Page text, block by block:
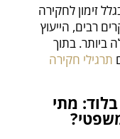
זימון לחקירה
רבים, הייעוץ
ביותר. בתוך
תרגילי חקירה
מתי